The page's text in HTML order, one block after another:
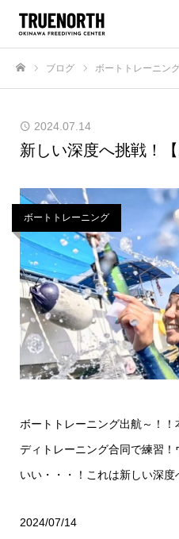
ブログ ボートトレーニン
2024.07.14
新しい深度へ挑戦！【
ボートトレーニング
ボートトレーニング出航～！！
ディトレーニング合同で練習！
いい・・・！これは新しい深
2024/07/14